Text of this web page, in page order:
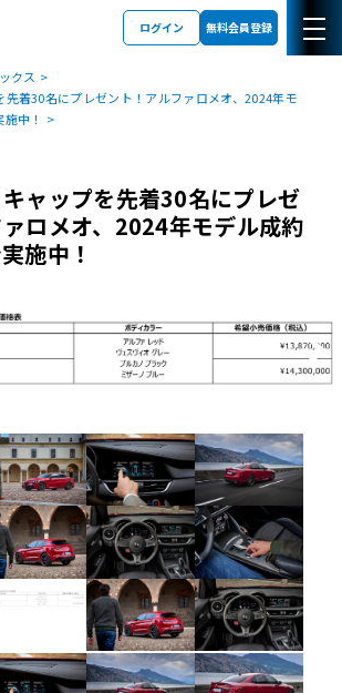
ログイン 無料会員登録
クス
先着30名にプレゼント！アルファロメオ、2024年モ
中！
ャップを先着30名にプレゼ
ロメオ、2024年モデル成約
施中！